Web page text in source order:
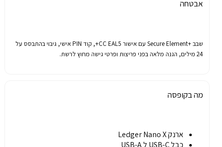
אבטחה
שבב+Secure Element עםאישורCC EAL5+, קודPIN אישי,גיבויבהתבסס על
24מילים,הגנהמלאהבפניפריצותופרטיגישהמחוץ לרשת.
מה בקופסה
ארנק Ledger Nano X